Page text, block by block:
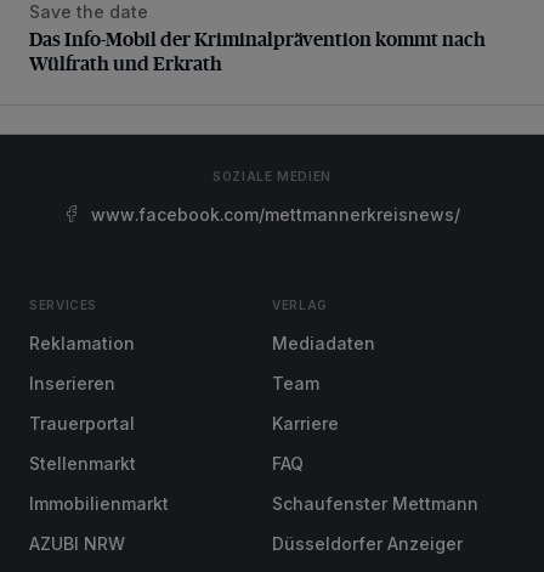
Das Info-Mobil der Kriminalprävention kommt nach
Save the date
Das Info-Mobil der Kriminalprävention kommt nach
Wülfrath und Erkrath
SOZIALE MEDIEN
www.facebook.com/mettmannerkreisnews/
SERVICES
Reklamation
Inserieren
Trauerportal
Stellenmarkt
Immobilienmarkt
AZUBI NRW
VERLAG
Mediadaten
Team
Karriere
FAQ
Schaufenster Mettmann
Düsseldorfer Anzeiger